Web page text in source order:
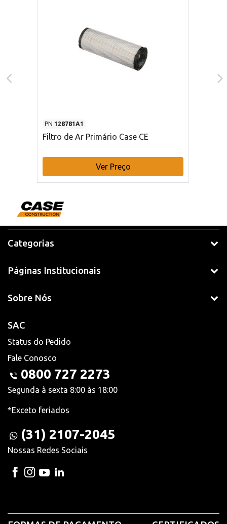
PN 128781A1
Filtro de Ar Primário Case CE
Ver Preço
Categorias
Páginas Institucionais
Sobre Nós
SAC
Status do Pedido
Fale Conosco
0800 727 2273
Segunda à sexta 8:00 às 18:00
*Exceto feriados
(31) 2107-2045
Nossas Redes Sociais